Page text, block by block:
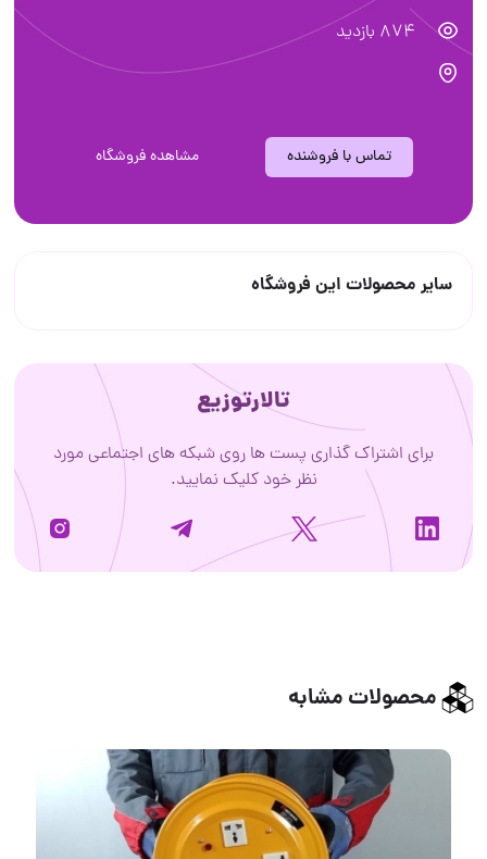
874 بازدید
تماس با فروشنده مشاهده فروشگاه
سایر محصولات این فروشگاه
تالارتوزیع
برای اشتراک گذاری پست ها روی شبکه های اجتماعی مورد
نظر خود کلیک نمایید.
محصولات مشابه